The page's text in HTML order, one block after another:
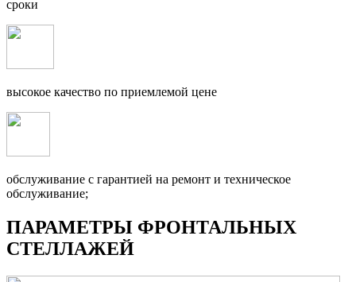
сроки
высокое качество по приемлемой цене
обслуживание с гарантией на ремонт и техническое
обслуживание;
ПАРАМЕТРЫ ФРОНТАЛЬНЫХ
СТЕЛЛАЖЕЙ